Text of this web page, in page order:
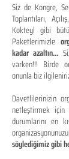
Siz de Kongre,
Toplantıları,
Kokteyl gibi
Paketlerimizle
kadar azaltın...
varken!!! Birde
onunla biz
Davetlilerinizin
netleştirmek için
durumlarını en
söylediğimiz gibi